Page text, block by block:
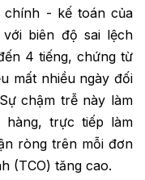
chính - kế toán của
biên độ sai lệch
4 tiếng, chứng từ
mất nhiều ngày đối
chậm trễ này làm
hàng, trực tiếp làm
ròng trên mỗi đơn
(TCO) tăng cao.